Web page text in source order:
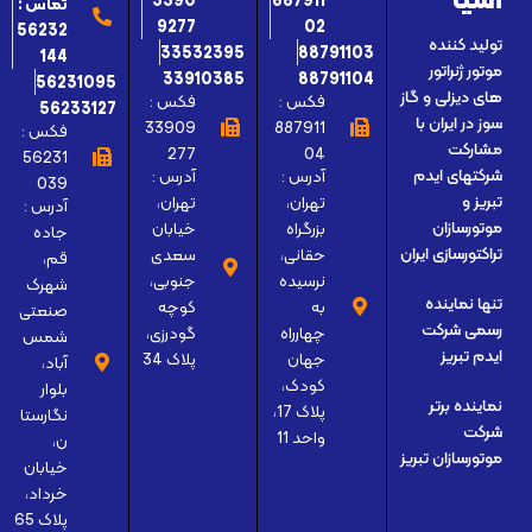
تولید کننده
موتور ژنراتور
های دیزلی و گاز
سوز در ایران با
مشارکت
شرکتهای ایدم
تبریز و
موتورسازان
تراکتورسازی ایران
تنها نماینده
رسمی شرکت
ایدم تبریز
نماینده برتر
شرکت
موتورسازان تبریز
02
88791103
88791104
فکس :
887911
04
آدرس :
تهران،
بزرگراه
حقانی،
نرسیده
به
چهارراه
جهان
کودک،
پلاک 17،
واحد 11
9277
33532395
33910385
فکس :
33909
277
آدرس :
تهران،
خیابان
سعدی
جنوبی،
کوچه
گودرزی،
پلاک 34
56232
144
56231095
56233127
فکس :
56231
039
آدرس :
جاده
قم،
شهرک
صنعتی
شمس
آباد،
بلوار
نگارستا
ن،
خیابان
خرداد،
پلاک 65